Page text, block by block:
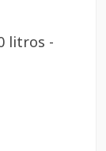
litros -